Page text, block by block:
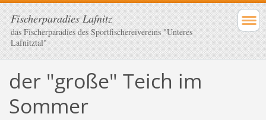
Fischerparadies Lafnitz
das Fischerparadies des Sportfischereivereins "Unteres
Lafnitztal"
der "große" Teich im
Sommer